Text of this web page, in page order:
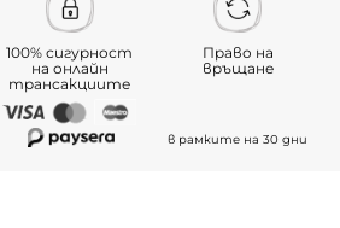
100% сигурност
на онлайн
трансакциите
Право на
връщане
в рамките на 30 дни